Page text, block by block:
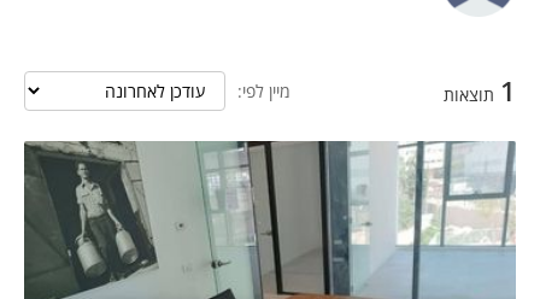
1 תוצאות מיין לפי: